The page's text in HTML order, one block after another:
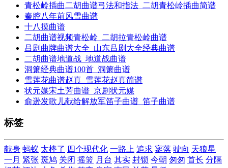
青松岭插曲二胡曲谱弓法和指法_二胡青松岭插曲简谱
秦腔八年前风雪曲谱
十八摸曲谱
二胡曲谱视频青松岭_二胡拉青松岭曲谱
吕剧曲牌曲谱大全_山东吕剧大全经典曲谱
二胡曲谱地道战_地道战曲谱
洞箫经典曲谱100首_洞箫曲谱
雪莲花曲谱赵真_雪莲花赵真简谱
状元媒宋土芳曲谱_京剧状元媒
俞逊发歌儿献给解放军笛子曲谱_笛子曲谱
标签
献身 蚂蚁 太棒了 四个现代化 一路上 追求 寥落 驶向 天狼星
一月 紧张 斑鸠 关闭 摇篮 月台 其实 封锁 今朝 匆匆 首长 分隔